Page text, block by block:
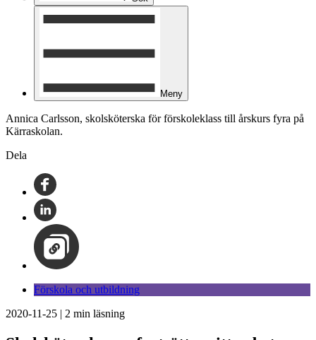
Meny
Annica Carlsson, skolsköterska för förskoleklass till årskurs fyra på
Kärraskolan.
Dela
Förskola och utbildning
2020-11-25 | 2 min läsning